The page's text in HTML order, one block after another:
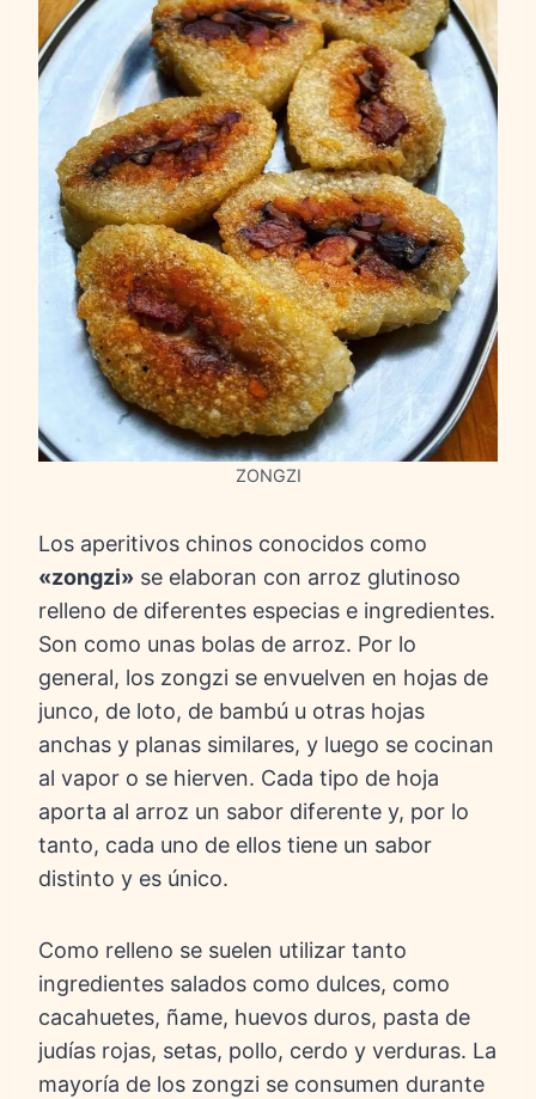
ZONGZI
Los aperitivos chinos conocidos como
«zongzi» se elaboran con arroz glutinoso
relleno de diferentes especias e ingredientes.
Son como unas bolas de arroz. Por lo
general, los zongzi se envuelven en hojas de
junco, de loto, de bambú u otras hojas
anchas y planas similares, y luego se cocinan
al vapor o se hierven. Cada tipo de hoja
aporta al arroz un sabor diferente y, por lo
tanto, cada uno de ellos tiene un sabor
distinto y es único.
Como relleno se suelen utilizar tanto
ingredientes salados como dulces, como
cacahuetes, ñame, huevos duros, pasta de
judías rojas, setas, pollo, cerdo y verduras. La
mayoría de los zongzi se consumen durante